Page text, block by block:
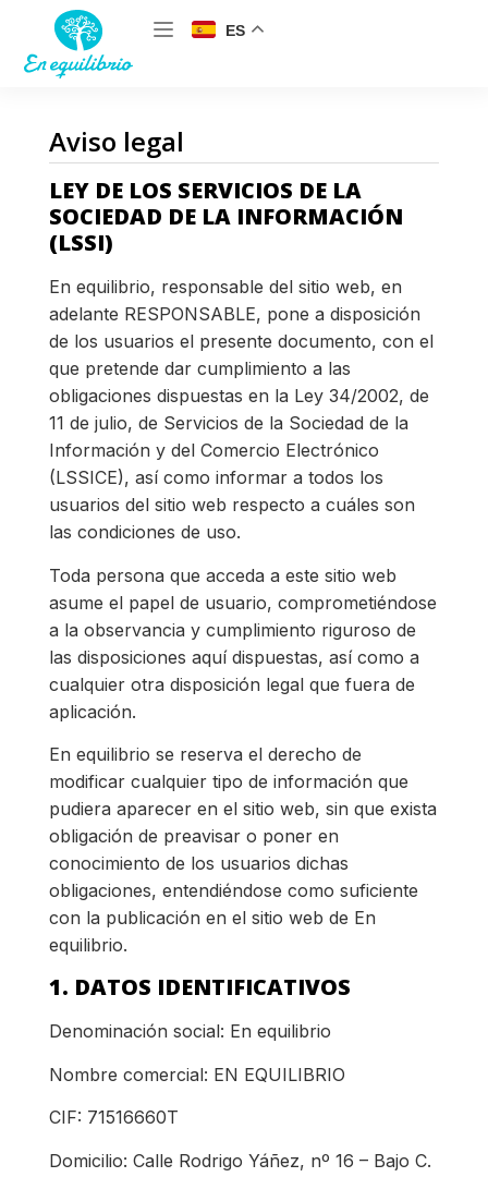
ES
Aviso legal
LEY DE LOS SERVICIOS DE LA
SOCIEDAD DE LA INFORMACIÓN
(LSSI)
En equilibrio, responsable del sitio web, en
adelante RESPONSABLE, pone a disposición
de los usuarios el presente documento, con el
que pretende dar cumplimiento a las
obligaciones dispuestas en la Ley 34/2002, de
11 de julio, de Servicios de la Sociedad de la
Información y del Comercio Electrónico
(LSSICE), así como informar a todos los
usuarios del sitio web respecto a cuáles son
las condiciones de uso.
Toda persona que acceda a este sitio web
asume el papel de usuario, comprometiéndose
a la observancia y cumplimiento riguroso de
las disposiciones aquí dispuestas, así como a
cualquier otra disposición legal que fuera de
aplicación.
En equilibrio se reserva el derecho de
modificar cualquier tipo de información que
pudiera aparecer en el sitio web, sin que exista
obligación de preavisar o poner en
conocimiento de los usuarios dichas
obligaciones, entendiéndose como suficiente
con la publicación en el sitio web de En
equilibrio.
1. DATOS IDENTIFICATIVOS
Denominación social: En equilibrio
Nombre comercial: EN EQUILIBRIO
CIF: 71516660T
Domicilio: Calle Rodrigo Yáñez, nº 16 – Bajo C.